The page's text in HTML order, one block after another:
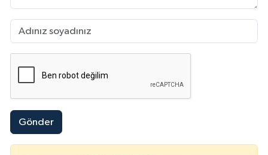
Gönder